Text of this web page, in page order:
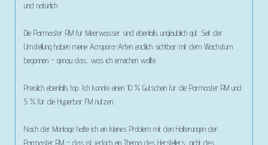
und natürlich.
Die Parmaster RM für Meerwasser sind ebenfalls unglaublich gut. Seit der
Umstellung haben meine Acropora-Arten endlich sichtbar mit dem Wachstum
begonnen – genau das, was ich erreichen wollte.
Preislich ebenfalls top: Ich konnte einen 10 % Gutschein für die Parmaster RM und
5 % für die Hyperbar FM nutzen.
Nach der Montage hatte ich ein kleines Problem mit den Halterungen der
Parmaster RM – das ist jedoch ein Thema des Herstellers, nicht des